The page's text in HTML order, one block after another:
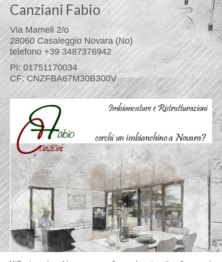
Canziani Fabio
Via Mameli 2/o
28060 Casaleggio Novara (No)
telefono +39 3487376942
PI: 01751170034
CF: CNZFBA67M30B300V